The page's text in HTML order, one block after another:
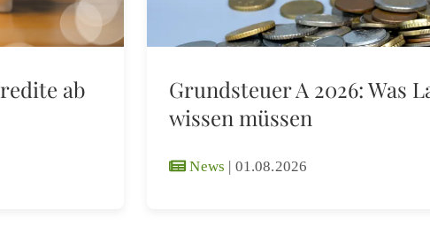
ab
Grundsteuer A 2026: Was
wissen müssen
News 01.08.2026